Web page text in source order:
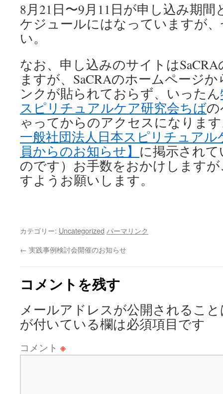
8月21日〜9月11日が申し込み期
ケジュールにはなっていますが
い。
なお、申し込みのサイトは
ますが、SaCRAのホームページ
ンクが貼られておらず、いったん
スピリチュアルケア研究会ちば
ゃってからのアクセスになりま
一般社団法人日本スピリチュアル
員からのお知らせ】 に掲示され
のです）お手数をおかけします
すようお願いします。
カテゴリー: Uncategorized パーマリンク
← 実践事例検討会開催のお知らせ
コメントを残す
メールアドレスが公開されるこ
が付いている欄は必須項目です
コメント ※